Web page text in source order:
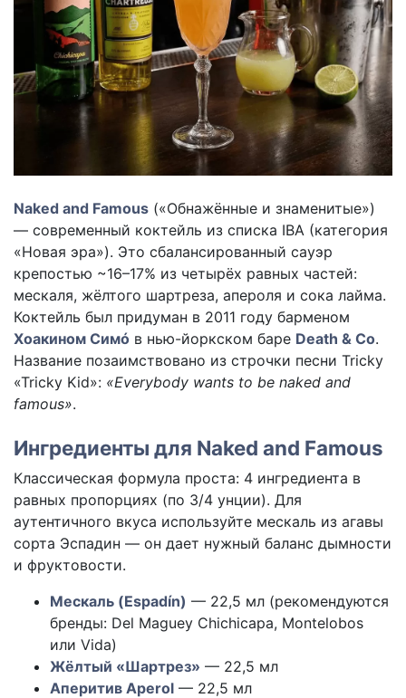
Naked and Famous («Обнажённые и знаменитые»)
— современный коктейль из списка IBA (категория
«Новая эра»). Это сбалансированный сауэр
крепостью ~16–17% из четырёх равных частей:
мескаля, жёлтого шартреза, апероля и сока лайма.
Коктейль был придуман в 2011 году барменом
Хоакином Симó в нью-йоркском баре Death & Co.
Название позаимствовано из строчки песни Tricky
«Tricky Kid»: «Everybody wants to be naked and
famous».
Ингредиенты для Naked and Famous
Классическая формула проста: 4 ингредиента в
равных пропорциях (по 3/4 унции). Для
аутентичного вкуса используйте мескаль из агавы
сорта Эспадин — он дает нужный баланс дымности
и фруктовости.
Мескаль (Espadín) — 22,5 мл (рекомендуются
бренды: Del Maguey Chichicapa, Montelobos
или Vida)
Жёлтый «Шартрез» — 22,5 мл
Аперитив Aperol — 22,5 мл